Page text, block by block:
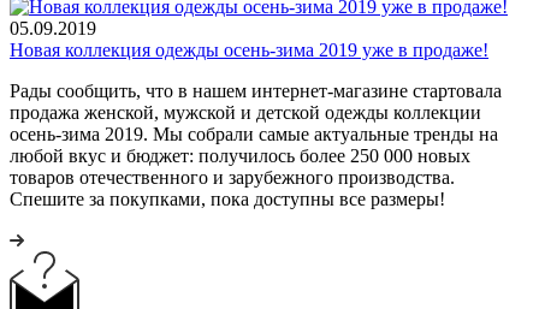
05.09.2019
Новая коллекция одежды осень-зима 2019 уже в продаже!
Рады сообщить, что в нашем интернет-магазине стартовала
продажа женской, мужской и детской одежды коллекции
осень-зима 2019. Мы собрали самые актуальные тренды на
любой вкус и бюджет: получилось более 250 000 новых
товаров отечественного и зарубежного производства.
Спешите за покупками, пока доступны все размеры!